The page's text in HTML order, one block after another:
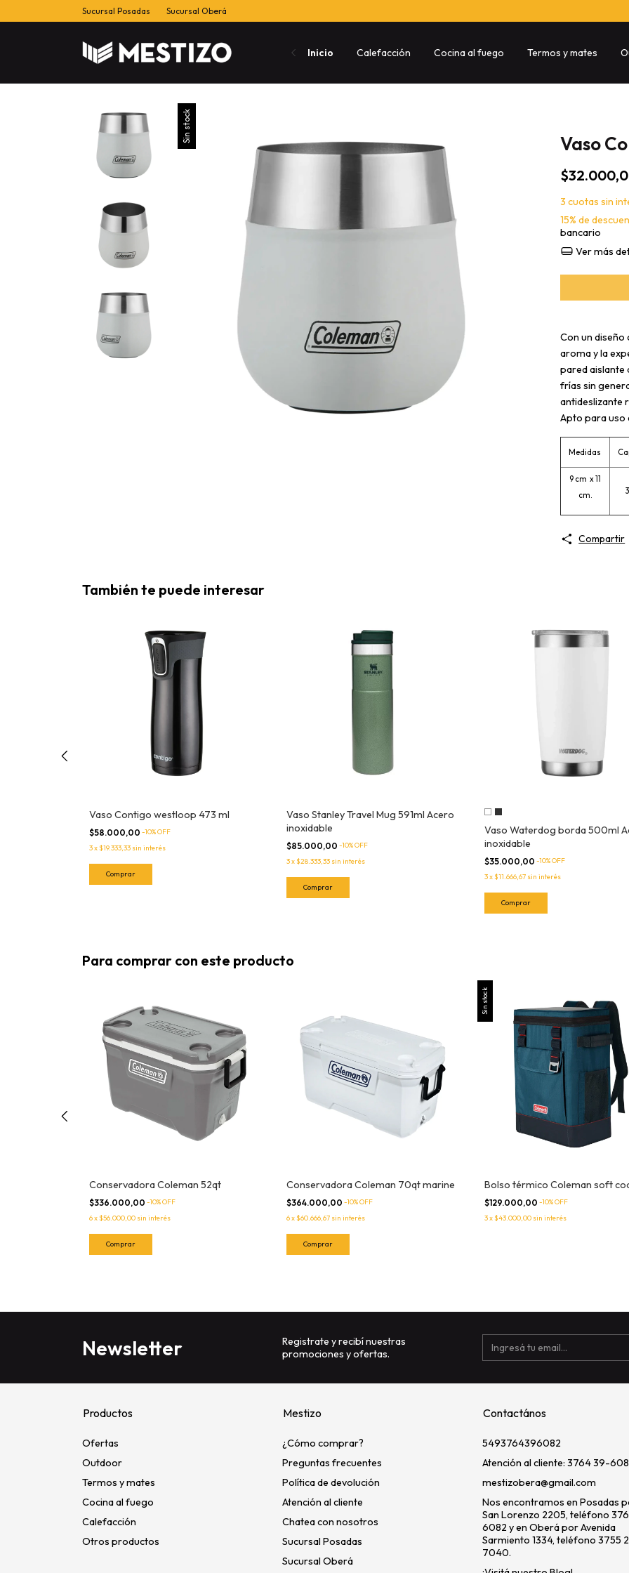
Sucursal Posadas Sucursal Oberá
Inicio Calefacción Cocina al fuego Termos y mates
Sin stock
Vaso
3 cuotas sin
15% de
bancario
Ver más
Con un
aroma y la
pared aislante
frías sin
antideslizante
Apto para uso
Medidas
9 cm x 11
cm.
Compartir
También te puede interesar
Vaso Contigo westloop 473 ml
$58.000,00 -10% OFF
3x$19.333,33 sin interés
Vaso Stanley Travel Mug 591ml Acero
inoxidable
$85.000,00-10% OFF
3x$28.333,33 sin interés
Vaso Waterdog borda 500ml
inoxidable
$35.000,00 -10% OFF
3x$11.666,67 sin interés
Comprar
Para comprar con este producto
Conservadora Coleman 52qt
$336.000,00 -10% OFF
6x$56.000,00 sin interés
Conservadora Coleman 70qt marine
$364.000,00-10% OFF
6x$60.666,67 sin interés
Sin stock
Bolso térmico Coleman soft
$129.000,00 -10% OFF
3x$43.000,00 sin interés
Newsletter
Registrate y recibí nuestras
promociones y ofertas.
Productos
Ofertas
Outdoor
Termos y mates
Cocina al fuego
Calefacción
Otros productos
Mestizo
¿Cómo comprar?
Preguntas frecuentes
Política de devolución
Atención al cliente
Chatea con nosotros
Sucursal Posadas
Sucursal Oberá
Contactános
5493764396082
Atención al cliente: 3764 39-
mestizobera@gmail.com
Nos encontramos en Posadas
San Lorenzo 2205, teléfono
6082 y en Oberá por Avenida
Sarmiento 1334, teléfono 3755
7040.